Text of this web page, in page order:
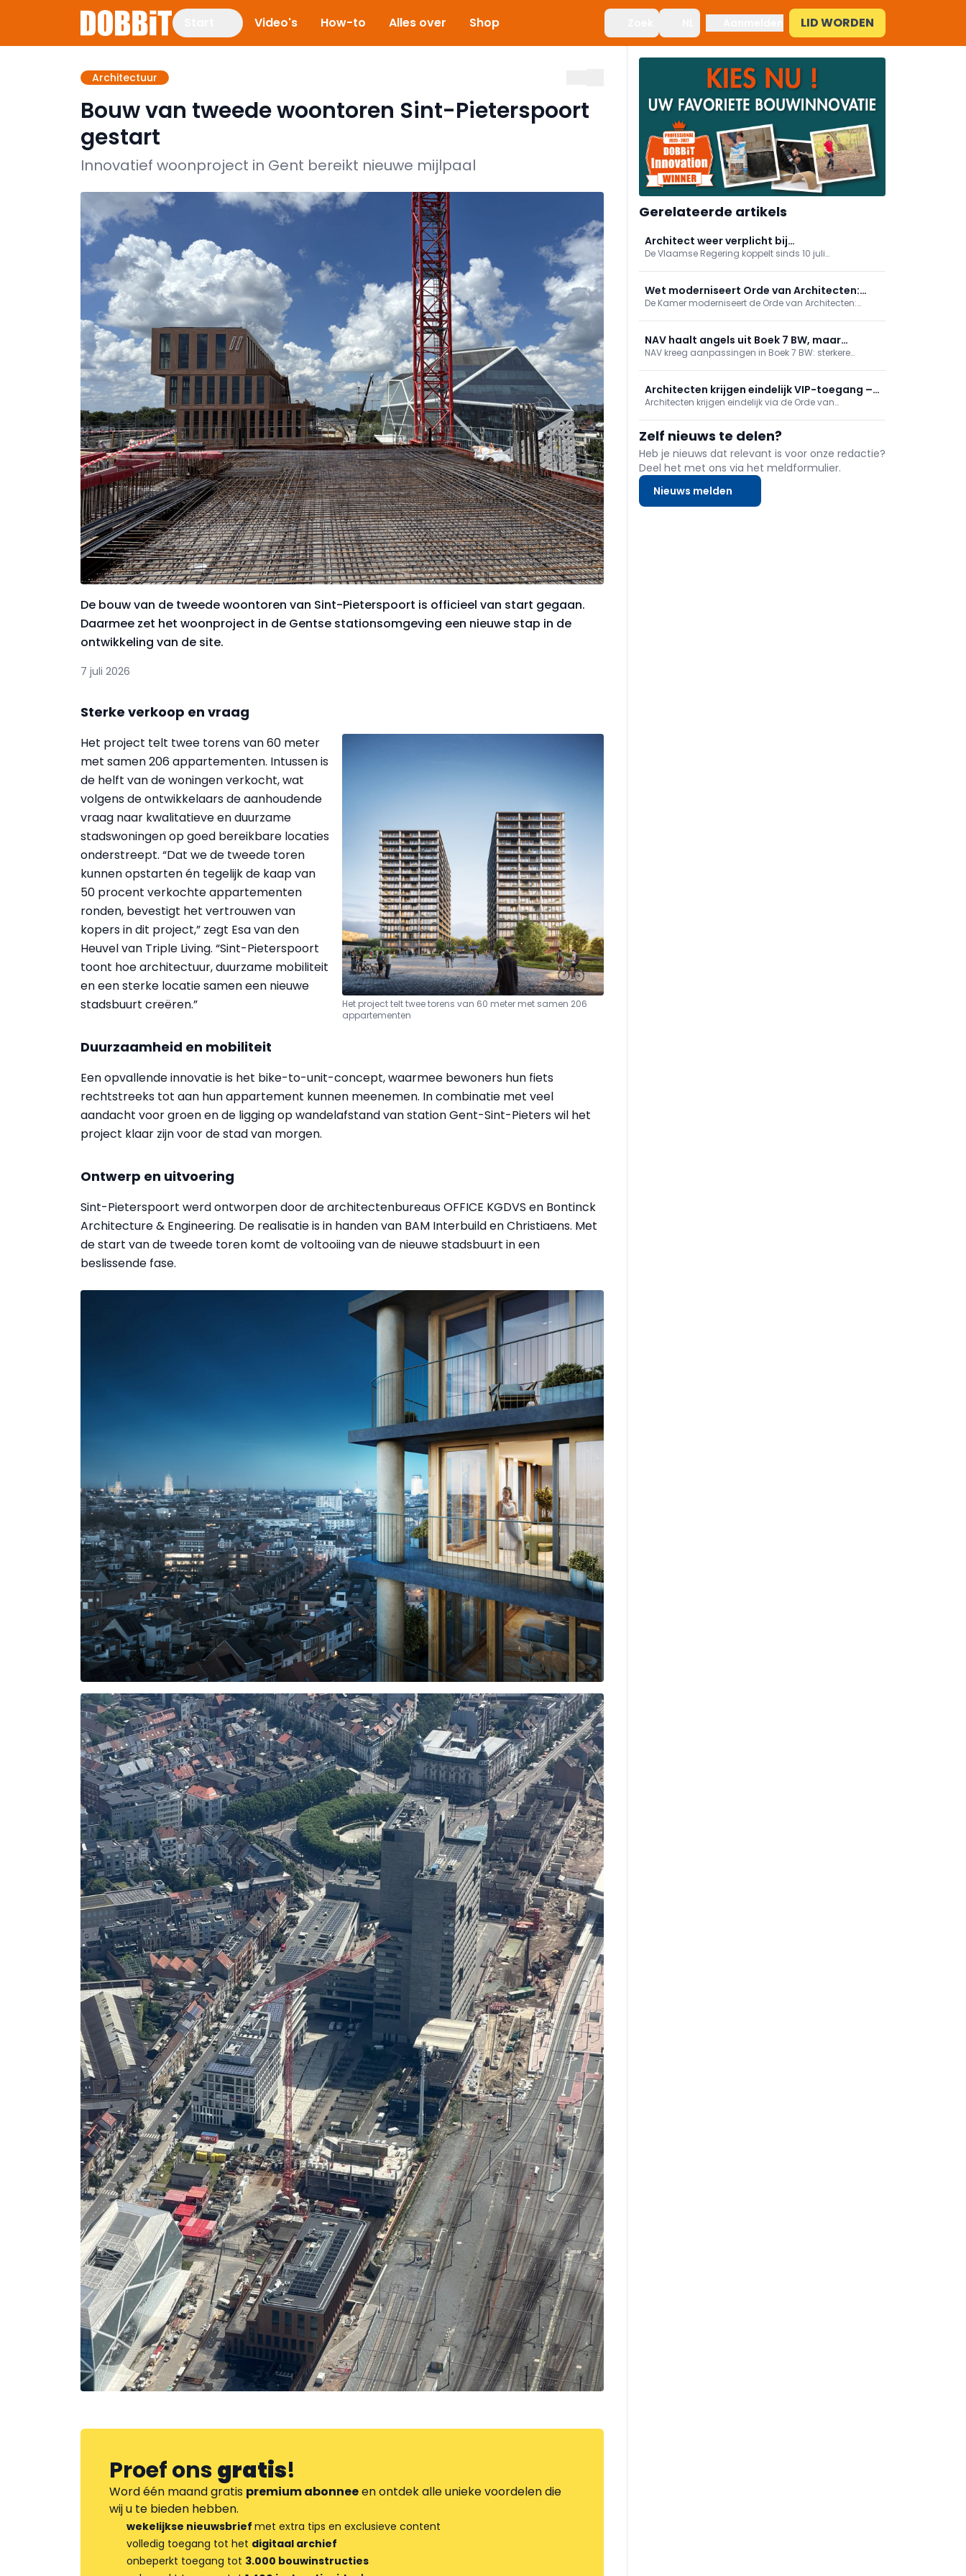
Video's How-to Alles over Shop LID WORDEN
Architectuur
Bouw van tweede woontoren Sint-Pieterspoort
gestart
Innovatief woonproject in Gent bereikt nieuwe mijlpaal
De bouw van de tweede woontoren van Sint-Pieterspoort is officieel van start gegaan.
Daarmee zet het woonproject in de Gentse stationsomgeving een nieuwe stap in de
ontwikkeling van de site.
7 juli 2026
Sterke verkoop en vraag
Het project telt twee torens van 60 meter met samen 206
appartementen
Het project telt twee torens van 60 meter
met samen 206 appartementen. Intussen is
de helft van de woningen verkocht, wat
volgens de ontwikkelaars de aanhoudende
vraag naar kwalitatieve en duurzame
stadswoningen op goed bereikbare locaties
onderstreept. “Dat we de tweede toren
kunnen opstarten én tegelijk de kaap van
50 procent verkochte appartementen
ronden, bevestigt het vertrouwen van
kopers in dit project,” zegt Esa van den
Heuvel van Triple Living. “Sint-Pieterspoort
toont hoe architectuur, duurzame mobiliteit
en een sterke locatie samen een nieuwe
stadsbuurt creëren.”
Duurzaamheid en mobiliteit
Een opvallende innovatie is het bike-to-unit-concept, waarmee bewoners hun fiets
rechtstreeks tot aan hun appartement kunnen meenemen. In combinatie met veel
aandacht voor groen en de ligging op wandelafstand van station Gent-Sint-Pieters wil het
project klaar zijn voor de stad van morgen.
Ontwerp en uitvoering
Sint-Pieterspoort werd ontworpen door de architectenbureaus OFFICE KGDVS en Bontinck
Architecture & Engineering. De realisatie is in handen van BAM Interbuild en Christiaens. Met
de start van de tweede toren komt de voltooiing van de nieuwe stadsbuurt in een
beslissende fase.
Proef onsgratis!
Word één maand gratis premium abonneeen ontdek alle unieke voordelen die
wij u te bieden hebben.
wekelijkse nieuwsbrief met extra tips en exclusieve content
volledig toegang tot het digitaal archief
onbeperkt toegang tot 3.000 bouwinstructies
Gerelateerde artikels
Architect weer verplicht bij
stabiliteitswerken zonder vergunning
De Vlaamse Regering koppelt sinds 10 juli
blijft administratieve vereenvoudiging behouden met
kwaliteits- en veiligheidswaarborg.
Wet moderniseert Orde van Architecten:
meer inspraak en transparantie
De Kamer moderniseert de Orde van Architecten:
meer transparantie en financieel toezicht.
Verkiezingen dit najaar verlopen al volgens de nieuwe
NAV haalt angels uit Boek 7 BW, maar
zorgen blijven
NAV kreeg aanpassingen in Boek 7 BW: sterkere
zorgen over ruime conformiteit, behoud van
hoofdelijke aansprakelijkheid en onduidelijke
termijnen. Inwerkingtreding binnen een jaar; NAV volgt
op.
Architecten krijgen eindelijk VIP-toegang –
via Orde als tussenpersoon
Architecten krijgen eindelijk via de Orde van
en efficiëntere ontwerp- en vergunningsdossiers. NAV
trok het dossier, loste privacyknelpunten mee op en
blijft ijveren voor rechtstreekse toegang.
Zelf nieuws te delen?
Heb je nieuws dat relevant is voor onze redactie?
Deel het met ons via het meldformulier.
Nieuws melden